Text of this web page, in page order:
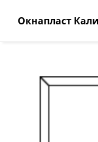
Окнапласт